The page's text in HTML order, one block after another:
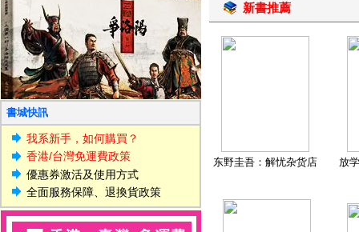
書城快訊
我系新手，如何購買？
香港/台灣免運費政策
優惠券激活及使用方式
全面服務保障、退換貨政策
新書推薦
东野圭吾：解忧杂货店 放